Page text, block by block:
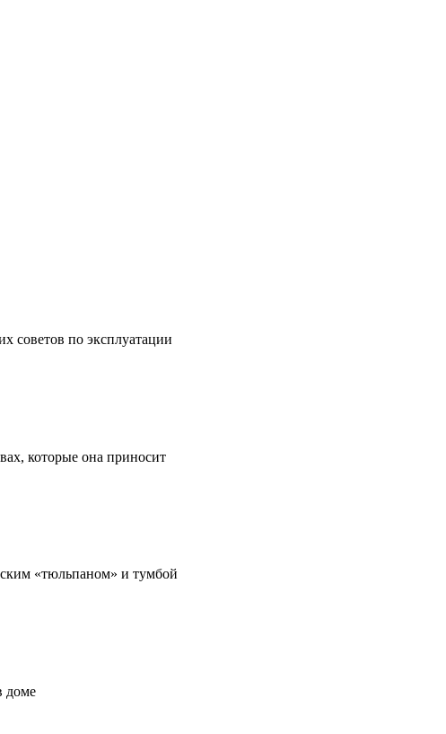
советов по эксплуатации
которые она приносит
«тюльпаном» и тумбой
доме